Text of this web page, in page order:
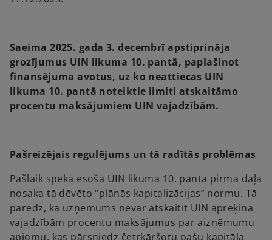
Saeima 2025. gada 3. decembrī apstiprināja
grozījumus UIN likuma 10. pantā, paplašinot
finansējuma avotus, uz ko neattiecas UIN
likuma 10. pantā noteiktie limiti atskaitāmo
procentu maksājumiem UIN vajadzībām.
Pašreizējais regulējums un tā radītās problēmas
Pašlaik spēkā esošā UIN likuma 10. panta pirmā daļa
nosaka tā dēvēto “plānās kapitalizācijas” normu. Tā
paredz, ka uzņēmums nevar atskaitīt UIN aprēķina
vajadzībām procentu maksājumus par aizņēmumu
apjomu, kas pārsniedz četrkāršotu pašu kapitāla